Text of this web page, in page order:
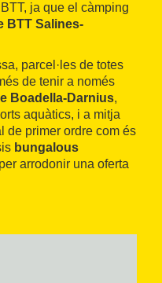
ja que el càmping
BTT Salines-
parcel·les de totes
de tenir a només
Boadella-Darnius,
aquàtics, i a mitja
de primer ordre com és
bungalous
per arrodonir una oferta